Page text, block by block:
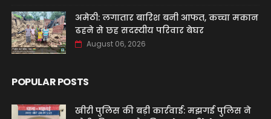
अमेठी: लगातार बारिश बनी आफत, कच्चा मकान
ढहने से छह सदस्यीय परिवार बेघर
August 06, 2026
POPULAR POSTS
खीरी पुलिस की बड़ी कार्रवाई: मझगई पुलिस ने